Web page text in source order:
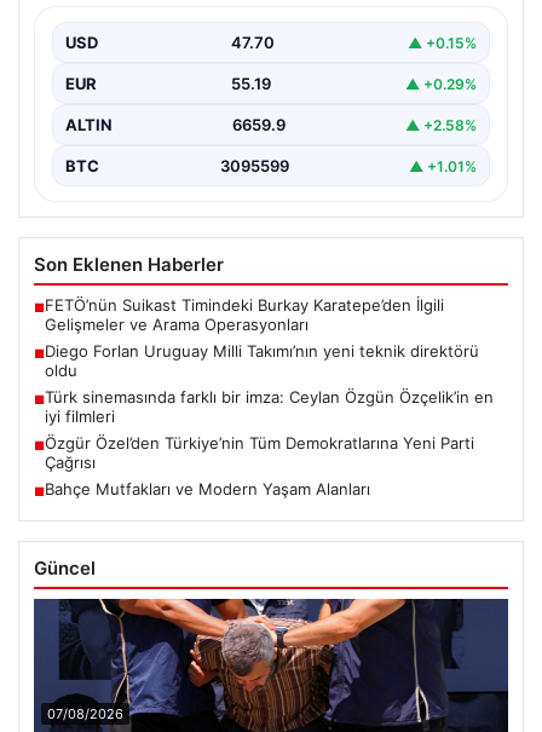
USD 47.70 ▲ +0.15%
EUR 55.19 ▲ +0.29%
ALTIN 6659.9 ▲ +2.58%
BTC 3095599 ▲ +1.01%
Son Eklenen Haberler
■FETÖ’nün Suikast Timindeki Burkay Karatepe’den İlgili
Gelişmeler ve Arama Operasyonları
■Diego Forlan Uruguay Milli Takımı’nın yeni teknik direktörü
oldu
■Türk sinemasında farklı bir imza: Ceylan Özgün Özçelik’in en
iyi filmleri
■Özgür Özel’den Türkiye’nin Tüm Demokratlarına Yeni Parti
Çağrısı
■Bahçe Mutfakları ve Modern Yaşam Alanları
Güncel
07/08/2026